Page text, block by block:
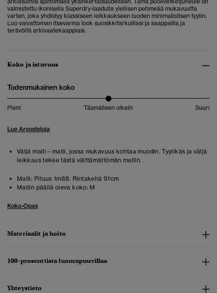
valmistettu ikonisella Superdry-laadulla ylellisen pehmeää mukavuutta
varten, joka yhdistyy klassiseen leikkaukseen luoden minimalistisen tyylin.
Luo vaivattoman itsevarma look suosikkifarkuillasi ja saappailla ja
terävöitä arkivaatekaappiasi.
Koko ja istuvuus
Todenmukainen koko
Pieni Täsmälleen oikein Suuri
Lue Arvosteluja
Väljä malli – malli, jossa mukavuus kohtaa muodin. Tyylikäs ja väljä
leikkaus tekee tästä välttämättömän mallin.
Malli: Pituus 1m88. Rintakehä 91cm
Mallin päällä oleva koko: M
Koko-Opas
Materiaalit ja hoito
100-prosenttista luomupuuvillaa
Yhteystieto